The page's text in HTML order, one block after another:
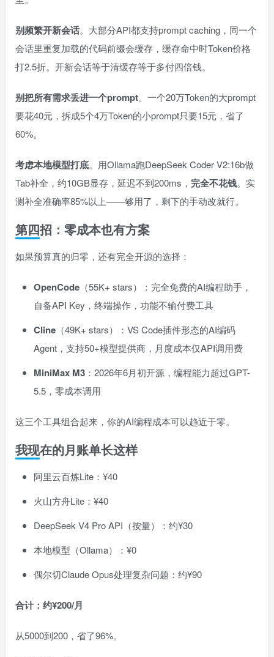
别频繁开新会话。大部分API都支持prompt caching，同一个
会话里重复加载的代码前缀会缓存，缓存命中时Token价格
打2.5折。开新会话等于清缓存等于多付四倍钱。
别把所有需求丢进一个prompt。一个20万Token的大prompt
要花40元，拆成5个4万Token的小prompt只要15元，省了
60%。
考虑本地模型打底。用Ollama跑DeepSeek Coder V2:16b做
Tab补全，约10GB显存，延迟不到200ms， 完全不花钱。实
测补全准确率85%以上——够用了，剩下的手动改就行。
第四招：零成本也有方案
如果预算真的归零，还有完全开源的选择：
OpenCode （55K+ stars）：完全免费的AI编程助手，
自备API Key，终端操作，功能不输付费工具
Cline （49K+ stars）：VS Code插件形态的AI编码
Agent，支持50+模型提供商，月度成本仅API调用费
MiniMax M3 ：2026年6月初开源，编程能力超过GPT-
5.5，零成本调用
这三个工具组合起来，你的AI编程成本可以趋近于零。
我现在的月账单长这样
阿里云百炼Lite：¥40
火山方舟Lite：¥40
DeepSeek V4 Pro API（按量）：约¥30
本地模型（Ollama）：¥0
偶尔切Claude Opus处理复杂问题：约¥90
合计：约¥200/月
从5000到200，省了96%。